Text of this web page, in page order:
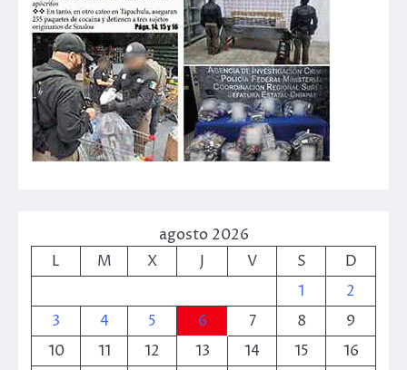
agosto 2026
L
M X J V S
D
1
2
3
4 5 6 7 8
9
10
11 12 13 14 15
16